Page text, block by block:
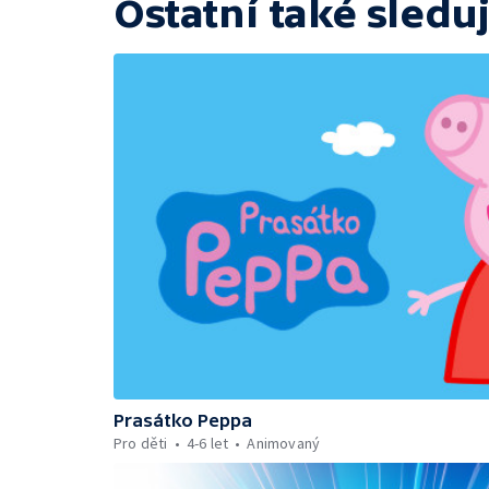
Ostatní také
Prasátko Peppa
Pro děti
4-6 let Animovaný